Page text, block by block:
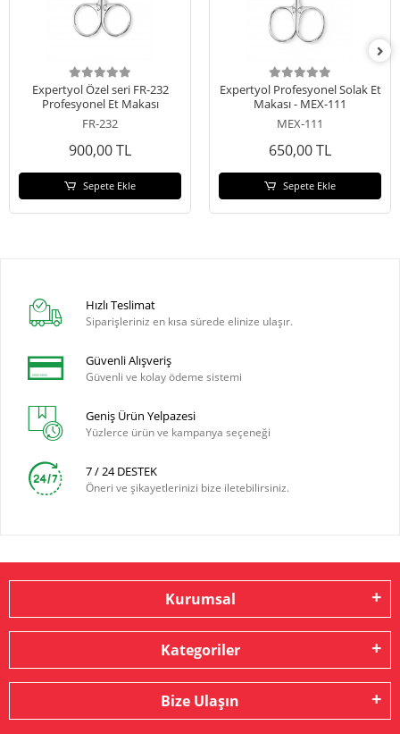
Expertyol Özel seri FR-232
Profesyonel Et Makası
FR-232
900,00 TL
Sepete Ekle
Expertyol Profesyonel Solak Et
Makası - MEX-111
MEX-111
650,00 TL
Sepete Ekle
Hızlı Teslimat
Siparişleriniz en kısa sürede elinize ulaşır.
Güvenli Alışveriş
Güvenli ve kolay ödeme sistemi
Geniş Ürün Yelpazesi
Yüzlerce ürün ve kampanya seçeneği
7 / 24 DESTEK
Öneri ve şikayetlerinizi bize iletebilirsiniz.
Kurumsal
Kategoriler
Bize Ulaşın